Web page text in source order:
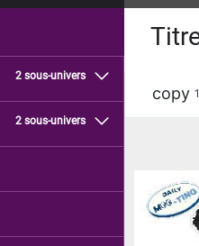
2 sous-univers
2 sous-univers
copy